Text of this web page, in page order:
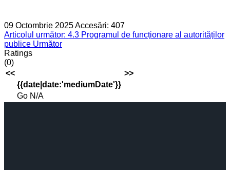
09 Octombrie 2025Accesări: 407
Articolul următor: 4.3 Programul de funcționare al autorităților
publice Următor
Ratings
(0)
<<
>>
{{date|date:'mediumDate'}}
Go N/A